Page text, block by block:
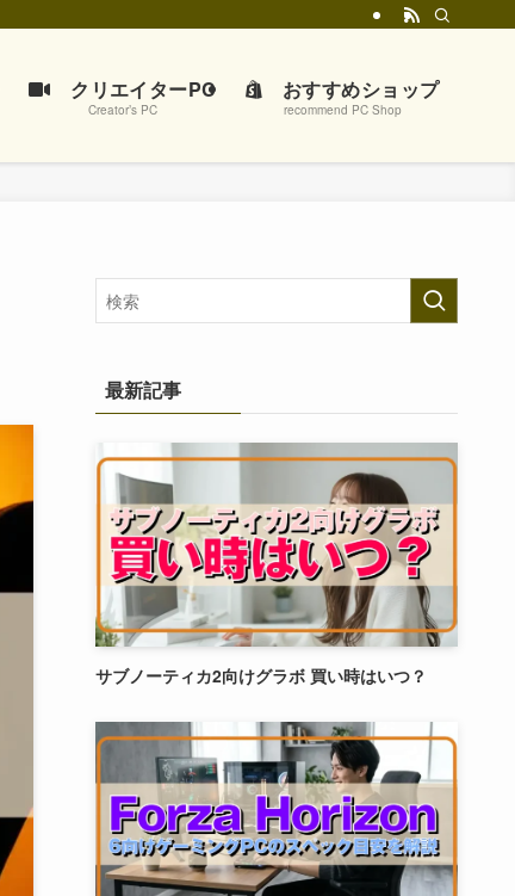
クリエイターPC
Creator’s PC
おすすめショップ
recommend PC Shop
最新記事
サブノーティカ2向けグラボ 買い時はいつ？